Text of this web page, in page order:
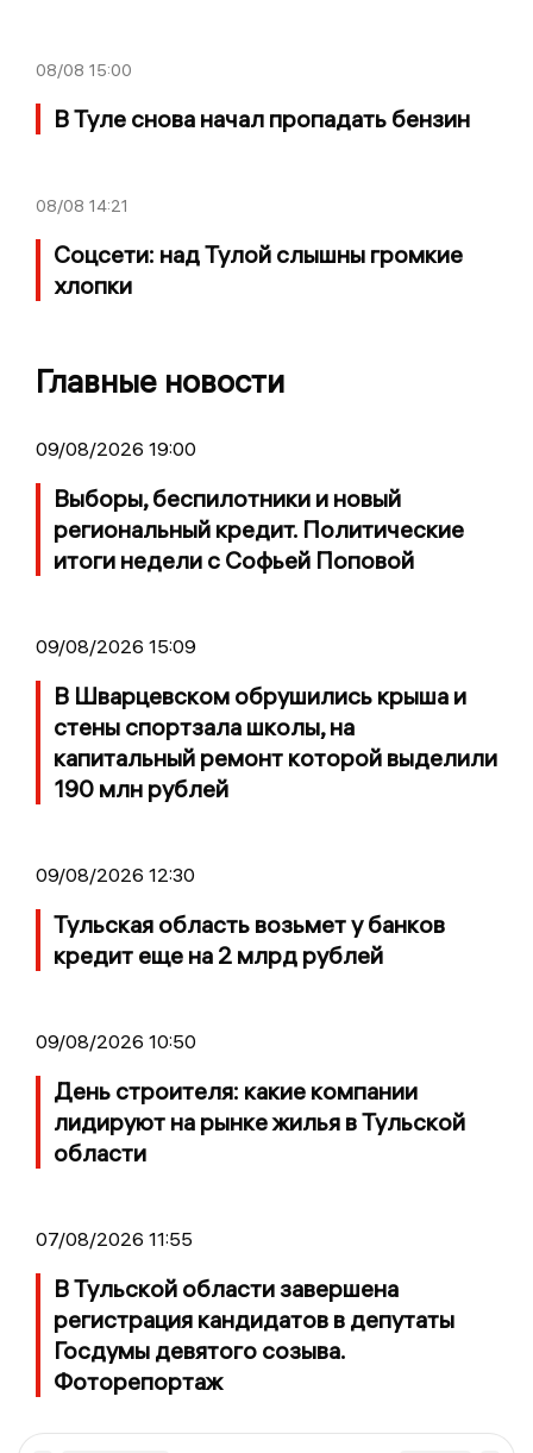
08/08 15:00
В Туле снова начал пропадать бензин
08/08 14:21
Соцсети: над Тулой слышны громкие
хлопки
Главные новости
09/08/2026 19:00
Выборы, беспилотники и новый
региональный кредит. Политические
итоги недели с Софьей Поповой
09/08/2026 15:09
В Шварцевском обрушились крыша и
стены спортзала школы, на
капитальный ремонт которой выделили
190 млн рублей
09/08/2026 12:30
Тульская область возьмет у банков
кредит еще на 2 млрд рублей
09/08/2026 10:50
День строителя: какие компании
лидируют на рынке жилья в Тульской
области
07/08/2026 11:55
В Тульской области завершена
регистрация кандидатов в депутаты
Госдумы девятого созыва.
Фоторепортаж